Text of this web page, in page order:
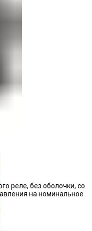
реле, без оболочки, со
на номинальное